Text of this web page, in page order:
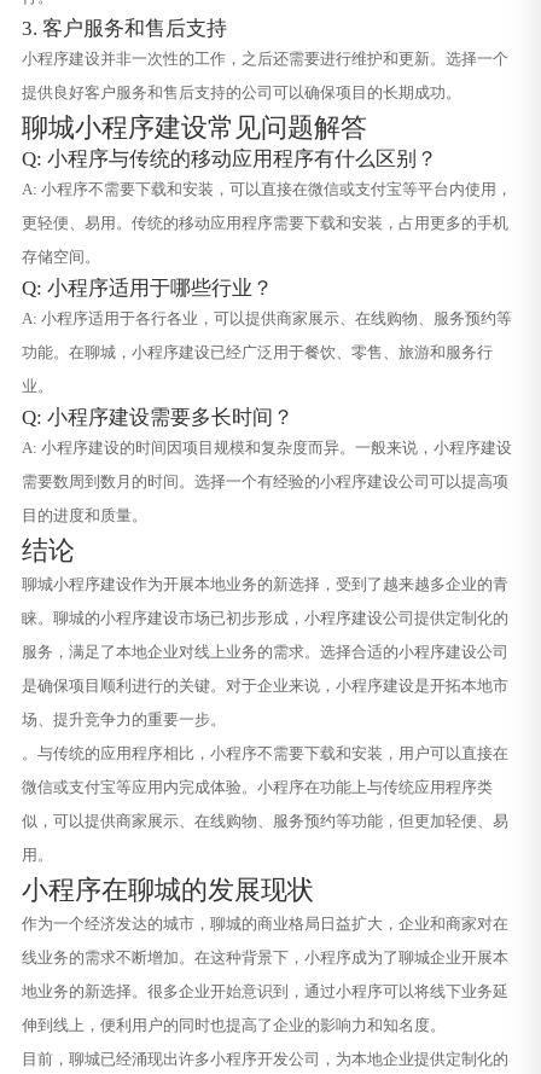
3. 客户服务和售后支持
小程序建设并非一次性的工作，之后还需要进行维护和更新。选择一个
提供良好客户服务和售后支持的公司可以确保项目的长期成功。
聊城小程序建设常见问题解答
Q: 小程序与传统的移动应用程序有什么区别？
A: 小程序不需要下载和安装，可以直接在微信或支付宝等平台内使用，
更轻便、易用。传统的移动应用程序需要下载和安装，占用更多的手机
存储空间。
Q: 小程序适用于哪些行业？
A: 小程序适用于各行各业，可以提供商家展示、在线购物、服务预约等
功能。在聊城，小程序建设已经广泛用于餐饮、零售、旅游和服务行
业。
Q: 小程序建设需要多长时间？
A: 小程序建设的时间因项目规模和复杂度而异。一般来说，小程序建设
需要数周到数月的时间。选择一个有经验的小程序建设公司可以提高项
目的进度和质量。
结论
聊城小程序建设作为开展本地业务的新选择，受到了越来越多企业的青
睐。聊城的小程序建设市场已初步形成，小程序建设公司提供定制化的
服务，满足了本地企业对线上业务的需求。选择合适的小程序建设公司
是确保项目顺利进行的关键。对于企业来说，小程序建设是开拓本地市
场、提升竞争力的重要一步。
。与传统的应用程序相比，小程序不需要下载和安装，用户可以直接在
微信或支付宝等应用内完成体验。小程序在功能上与传统应用程序类
似，可以提供商家展示、在线购物、服务预约等功能，但更加轻便、易
用。
小程序在聊城的发展现状
作为一个经济发达的城市，聊城的商业格局日益扩大，企业和商家对在
线业务的需求不断增加。在这种背景下，小程序成为了聊城企业开展本
地业务的新选择。很多企业开始意识到，通过小程序可以将线下业务延
伸到线上，便利用户的同时也提高了企业的影响力和知名度。
目前，聊城已经涌现出许多小程序开发公司，为本地企业提供定制化的